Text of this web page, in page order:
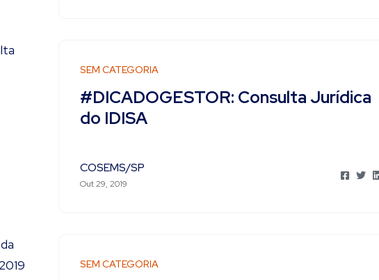
SEM CATEGORIA
#DICADOGESTOR: Consulta Jurídica
do IDISA
COSEMS/SP
Out 29, 2019
SEM CATEGORIA